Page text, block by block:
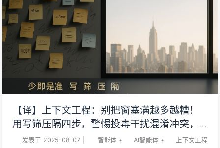
释同一条定律：能跨越组织-架构同步周期的人赢，卡在错配里的
人输。 AI 代理正在进入组织架构图。当节点不再全是人类，康
威定律的下一个 56 年，从这里开始。 我常跟一把手讲一句话：
你们公司的 AI 项目能不能跑出来，在你选什么模型之前，组织
架构图已经给了答案。 这不是我坐在咨询室里编出来的判断。它
来自我过去几年陪电信运营商、制造业 CIO、金融机构数字化负
责人做 AI 转型的真实观察——同样一套 LLM、同一批供应商、
图拿出来一对比，差异在那。 这条判断的源头，是 1968 年一个
叫 Melvin Conway 的程序员。他在《Datamation》杂志发了一
篇 4 页的论文，说了一句让后来所有 CTO 都得...
【译】上下文工程：别把窗塞满越多越糟！
用写筛压隔四步，警惕投毒干扰混淆冲突，
把噪声挡窗外——慢慢学AI170
发表于 2025-08-07 智能体 • AI智能体 •
上下文工程